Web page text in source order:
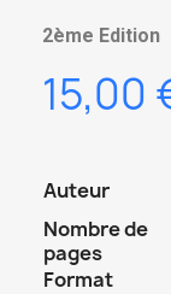
2ème Edition
15,00
Auteur
Nombre de
pages
Format